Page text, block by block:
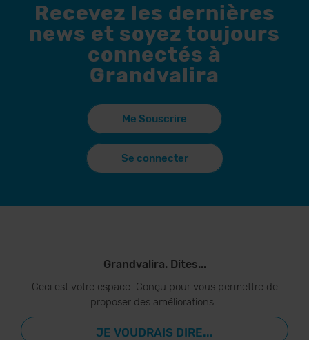
Recevez les dernières
news et soyez toujours
connectés à
Grandvalira
Me Souscrire
Se connecter
Grandvalira. Dites...
Ceci est votre espace. Conçu pour vous permettre de
proposer des améliorations..
JE VOUDRAIS DIRE...